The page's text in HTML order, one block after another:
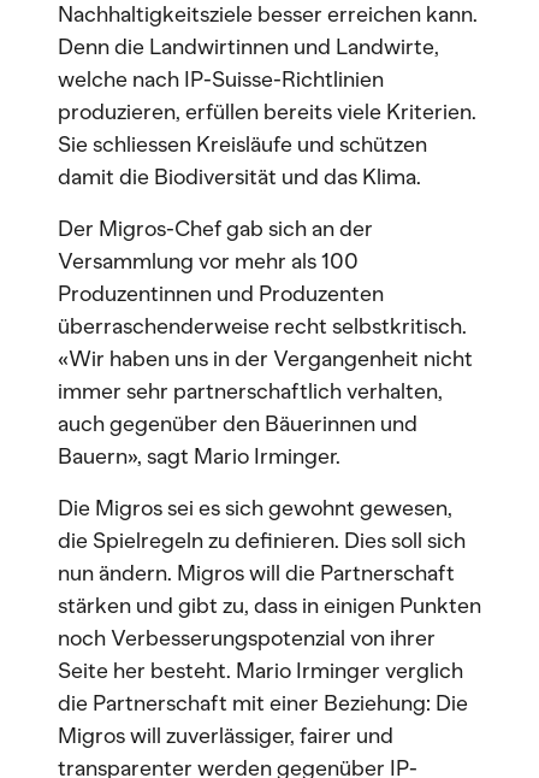
Nachhaltigkeitsziele besser erreichen kann.
Denn die Landwirtinnen und Landwirte,
welche nach IP-Suisse-Richtlinien
produzieren, erfüllen bereits viele Kriterien.
Sie schliessen Kreisläufe und schützen
damit die Biodiversität und das Klima.
Der Migros-Chef gab sich an der
Versammlung vor mehr als 100
Produzentinnen und Produzenten
überraschenderweise recht selbstkritisch.
«Wir haben uns in der Vergangenheit nicht
immer sehr partnerschaftlich verhalten,
auch gegenüber den Bäuerinnen und
Bauern», sagt Mario Irminger.
Die Migros sei es sich gewohnt gewesen,
die Spielregeln zu definieren. Dies soll sich
nun ändern. Migros will die Partnerschaft
stärken und gibt zu, dass in einigen Punkten
noch Verbesserungspotenzial von ihrer
Seite her besteht. Mario Irminger verglich
die Partnerschaft mit einer Beziehung: Die
Migros will zuverlässiger, fairer und
transparenter werden gegenüber IP-